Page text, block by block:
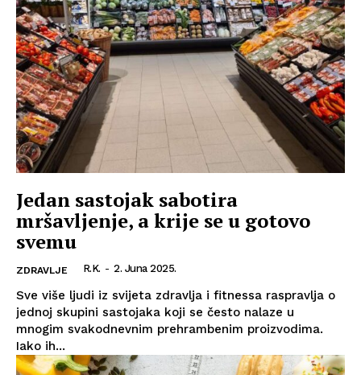
Jedan sastojak sabotira
mršavljenje, a krije se u gotovo
svemu
ZDRAVLJE R.K. - 2. Juna 2025.
Sve više ljudi iz svijeta zdravlja i fitnessa raspravlja o
jednoj skupini sastojaka koji se često nalaze u
mnogim svakodnevnim prehrambenim proizvodima.
Iako ih...